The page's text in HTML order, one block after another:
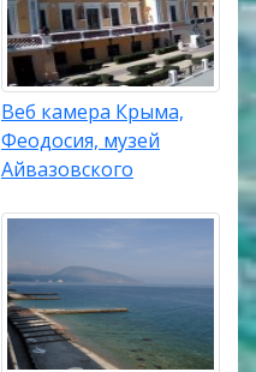
Веб камера Крыма,
Феодосия, музей
Айвазовского